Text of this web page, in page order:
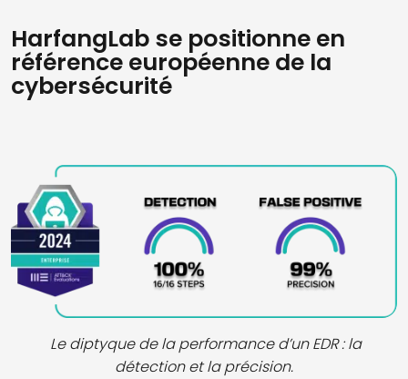
HarfangLab se positionne en
référence européenne de la
cybersécurité
Le diptyque de la performance d’un EDR : la
détection et la précision.